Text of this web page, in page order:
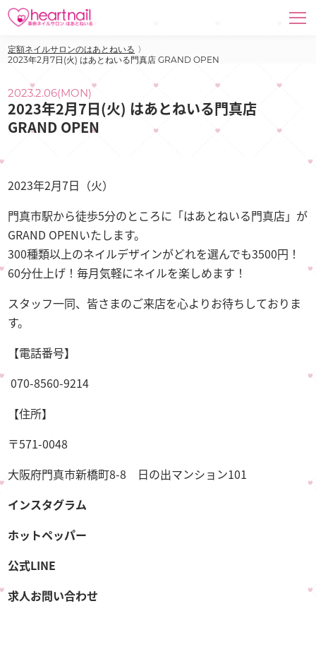
定額ネイルサロンのはあとねいる 〉
2023年2月7日(火) はあとねいる門真店 GRAND OPEN
2023.2.06(MON)
2023年2月7日(火) はあとねいる門真店
GRAND OPEN
2023年2月7日（火）
門真市駅から徒歩5分のところに「はあとねいる門真店」が
GRAND OPENいたします。
300種類以上のネイルデザインがどれを選んでも3500円！
60分仕上げ！毎月気軽にネイルを楽しめます！
スタッフ一同、皆さまのご来店を心よりお待ちしておりま
す。
【電話番号】
070-8560-9214
【住所】
〒571-0048
大阪府門真市新橋町8-8 日の出マンション101
インスタグラム
ホットペッパー
公式LINE
求人お問い合わせ